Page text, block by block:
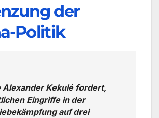
der
Politik
Alexander Kekulé fordert,
Eingriffe in der
auf drei